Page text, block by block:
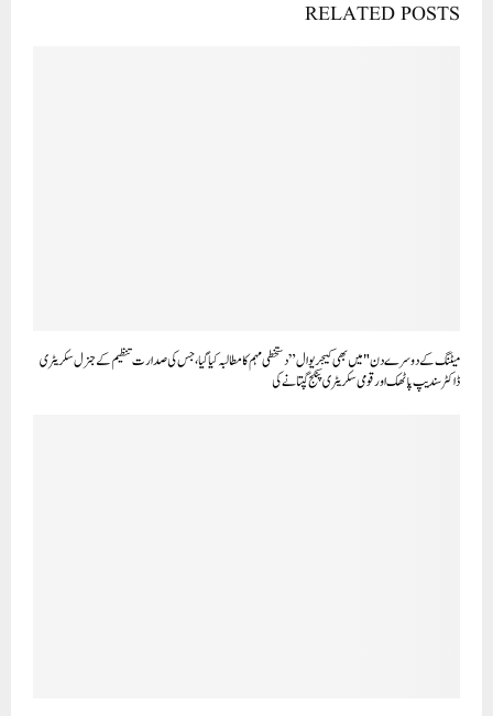
RELATED POSTS
میٹنگ کے دوسرے دن "میں بھی کیجریوال” دستخطی مہم کا مطالبہ کیا گیا، جس کی صدارت تنظیم کے جنرل سکریٹری
ڈاکٹر سندیپ پاٹھک اور قومی سکریٹری پنکج گپتا نے کی